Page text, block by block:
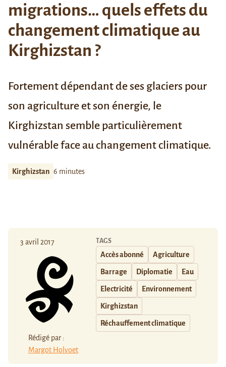
migrations… quels effets du
changement climatique au
Kirghizstan ?
Fortement dépendant de ses glaciers pour
son agriculture et son énergie, le
Kirghizstan semble particulièrement
vulnérable face au changement climatique.
Kirghizstan 6 minutes
3 avril 2017
Rédigé par :
Margot Holvoet
TAGS
Accès abonné Agriculture
Barrage Diplomatie Eau
Electricité Environnement
Kirghizstan
Réchauffement climatique